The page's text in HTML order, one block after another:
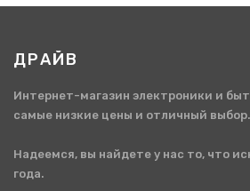
ДРАЙВ
Интернет-магазин электроники и
самые низкие цены и отличный выбор.
Надеемся, вы найдете у нас то, что
года.